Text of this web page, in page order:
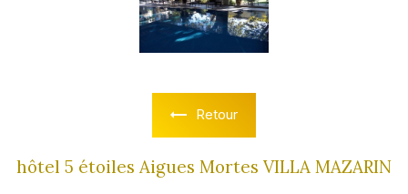
Retour
hôtel 5 étoiles Aigues Mortes VILLA MAZARIN